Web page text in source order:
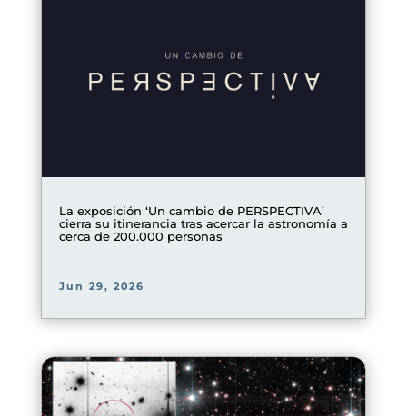
La exposición ‘Un cambio de PERSPECTIVA’
cierra su itinerancia tras acercar la astronomía a
cerca de 200.000 personas
Jun 29, 2026